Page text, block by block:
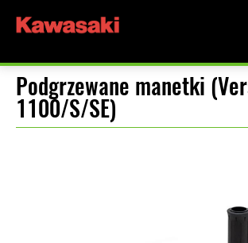
Podgrzewane manetki
1100/S/SE)